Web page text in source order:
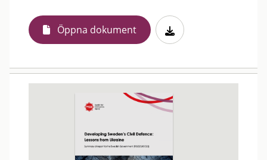
Öppna dokument